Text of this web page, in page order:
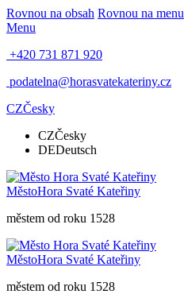
Rovnou na obsah Rovnou na menu
Menu
+420 731 871 920
podatelna@horasvatekateriny.cz
CZČesky
CZČesky
DEDeutsch
MěstoHora Svaté Kateřiny
městem od roku 1528
MěstoHora Svaté Kateřiny
městem od roku 1528